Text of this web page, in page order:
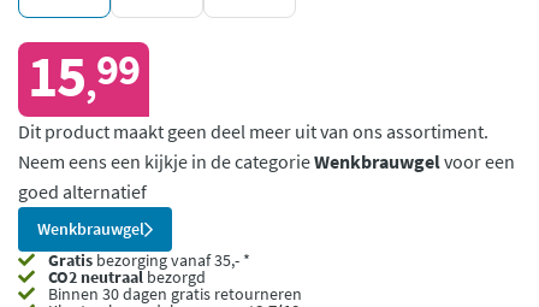
15,99
Dit product maakt geen deel meer uit van ons assortiment.
Neem eens een kijkje in de categorieWenkbrauwgelvoor een
goed alternatief
Wenkbrauwgel
Gratis bezorging vanaf 35,- *
CO2 neutraalbezorgd
Binnen 30 dagen gratis retourneren